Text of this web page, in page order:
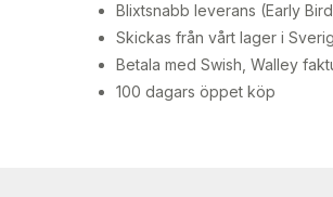
Blixtsnabb leverans (Early
Skickas från vårt lager i
Betala med Swish, Walley
100 dagars öppet köp